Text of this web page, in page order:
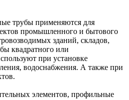
трубы применяются для
промышленного и бытового
зданий, складов,
квадратного или
при установке
водоснабжения. А также при
элементов, профильные